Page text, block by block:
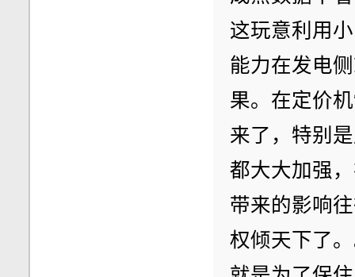
这玩意利用
能力在发电
果。在定价
来了，特别
都大大加强
带来的影响
权倾天下了